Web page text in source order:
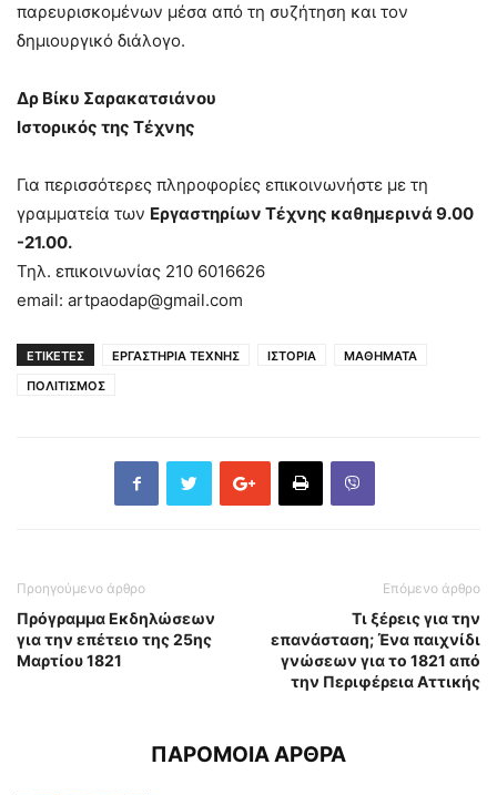
παρευρισκομένων μέσα από τη συζήτηση και τον
δημιουργικό διάλογο.
Δρ Βίκυ Σαρακατσιάνου
Ιστορικός της Τέχνης
Για περισσότερες πληροφορίες επικοινωνήστε με τη
γραμματεία των Εργαστηρίων Τέχνης καθημερινά 9.00
-21.00.
Τηλ. επικοινωνίας 210 6016626
email: artpaodap@gmail.com
ΕΤΙΚΕΤΕΣ ΕΡΓΑΣΤΗΡΙΑ ΤΕΧΝΗΣ ΙΣΤΟΡΙΑ
ΜΑΘΗΜΑΤΑ
ΠΟΛΙΤΙΣΜΟΣ
Προηγούμενο άρθρο
Πρόγραμμα Εκδηλώσεων
για την επέτειο της 25ης
Μαρτίου 1821
Επόμενο άρθρο
Τι ξέρεις για την
επανάσταση; Ένα παιχνίδι
γνώσεων για το 1821 από
την Περιφέρεια Αττικής
ΠΑΡΟΜΟΙΑ ΑΡΘΡΑ